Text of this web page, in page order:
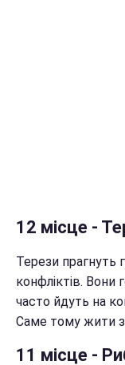
12 місце -
Терези прагнуть
конфліктів. Вони
часто йдуть на
Саме тому жити
11 місце -